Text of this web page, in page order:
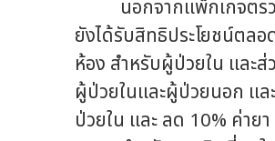
นอกจากแพ็กเกจตรวจ
ยังได้รับสิทธิประโยชน์ตล
ห้อง สำหรับผู้ป่วยใน และส่
ผู้ป่วยในและผู้ป่วยนอก แ
ป่วยใน และ ลด 10% ค่าย